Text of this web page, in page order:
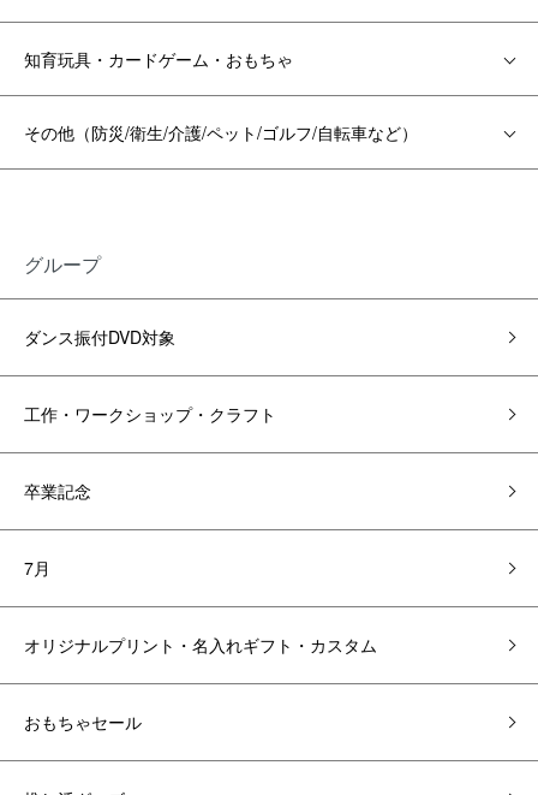
知育玩具・カードゲーム・おもちゃ
その他（防災/衛生/介護/ペット/ゴルフ/自転車など）
グループ
ダンス振付DVD対象
工作・ワークショップ・クラフト
卒業記念
7月
オリジナルプリント・名入れギフト・カスタム
おもちゃセール